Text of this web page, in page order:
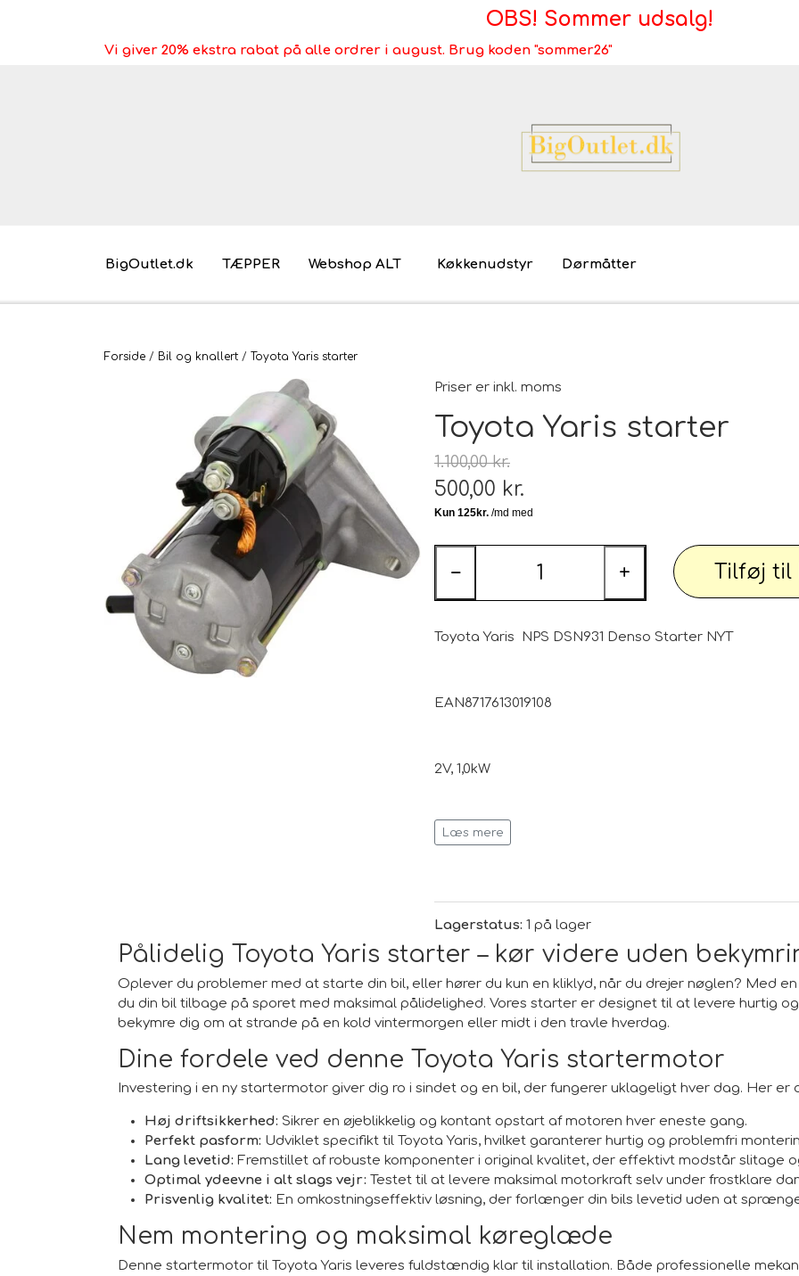
OBS! Sommer udsalg!
Vi giver 20% ekstra rabat på alle ordrer i august. Brug koden "sommer26"
BigOutlet.dk TÆPPER Webshop ALT
Pakkeleg gaveidéer til under 30 kr.
Køkkenudstyr Fotostudie udstyr
Photo print / billeder print / bestil billeder Elektronik og diverse
Baby og Barneutstyr
Barnevogne klapvogne og diverse
Køkkenudstyr Dørmåtter
Forside Bil og knallert Toyota Yaris starter
Priser er inkl. moms
Toyota Yaris starter
1.100,00 kr.
500,00 kr.
− + Tilføj til
Toyota Yaris NPS DSN931 Denso Starter NYT
EAN8717613019108
2V, 1,0kW
281000J010
2810023020
LRT00215
0986020571
2280009540
2280009170
063280054010
S6035 (DENSO)
281000J020
2810023030
458327
2057
Læs mere
Lagerstatus: 1 på lager
Pålidelig Toyota Yaris starter – kør videre uden
Oplever du problemer med at starte din bil, eller hører du kun en kliklyd, når du drejer nøglen? Med
du din bil tilbage på sporet med maksimal pålidelighed. Vores starter er designet til at levere hurtig
bekymre dig om at strande på en kold vintermorgen eller midt i den travle hverdag.
Dine fordele ved denne Toyota Yaris startermotor
Investering i en ny startermotor giver dig ro i sindet og en bil, der fungerer uklageligt hver dag. Her er
Høj driftsikkerhed: Sikrer en øjeblikkelig og kontant opstart af motoren hver eneste gang.
Perfekt pasform: Udviklet specifikt til Toyota Yaris, hvilket garanterer hurtig og problemfri
Lang levetid: Fremstillet af robuste komponenter i original kvalitet, der effektivt modstår slitage
Optimal ydeevne i alt slags vejr: Testet til at levere maksimal motorkraft selv under frostklare
Prisvenlig kvalitet: En omkostningseffektiv løsning, der forlænger din bils levetid uden at
Nem montering og maksimal køreglæde
Denne startermotor til Toyota Yaris leveres fuldstændig klar til installation. Både professionelle